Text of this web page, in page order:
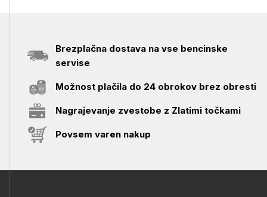
Brezplačna dostava na vse bencinske
servise
Možnost plačila do 24 obrokov brez obresti
Nagrajevanje zvestobe z Zlatimi točkami
Povsem varen nakup